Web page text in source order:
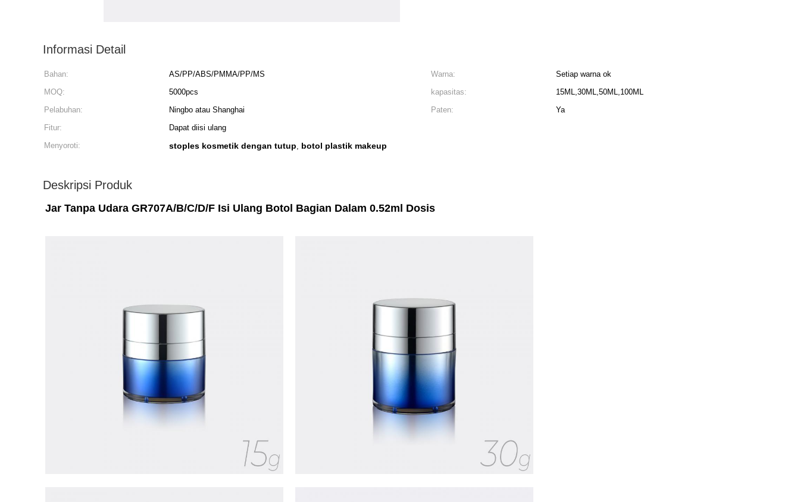
Informasi Detail
Bahan: AS/PP/ABS/PMMA/PP/MS Warna:
Setiap warna ok
MOQ:
5000pcs kapasitas:
15ML,30ML,50ML,100ML
Pelabuhan:
Ningbo atau Shanghai Paten:
Ya
Fitur:
Dapat diisi ulang
Menyoroti:
stoples kosmetik dengan tutup, botol plastik makeup
Deskripsi Produk
Jar Tanpa Udara GR707A/B/C/D/F Isi Ulang Botol Bagian Dalam 0.52ml Dosis